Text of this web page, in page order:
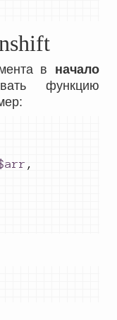
в начало
функцию
,